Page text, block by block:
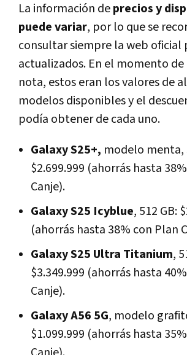
La información deprecios y
puede variar, por lo que se
consultar siempre la web oficial
actualizados. En el momento de
nota, estos eran los valores de
modelos disponibles y el
podía obtener de cada uno.
Galaxy S25+, modelo menta,
$2.699.999 (ahorrás hasta
Canje).
Galaxy S25 Icyblue, 512 GB:
(ahorrás hasta 38% con Plan
Galaxy S25 Ultra Titanium,
$3.349.999 (ahorrás hasta
Canje).
Galaxy A56 5G, modelo
$1.099.999 (ahorrás hasta